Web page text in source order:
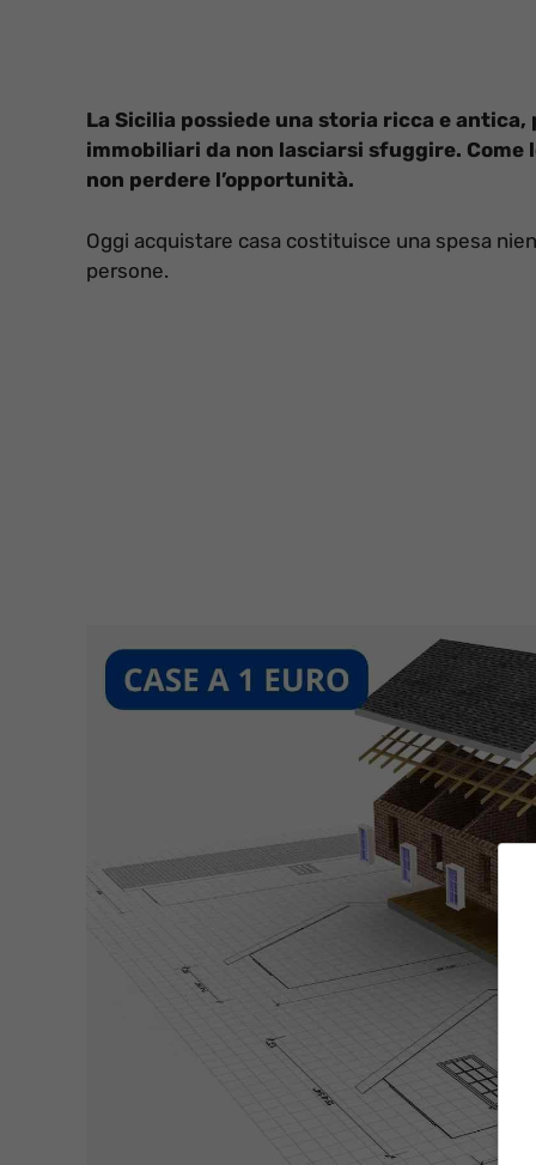
La Sicilia possiede una storia ricca e
immobiliari da non lasciarsi sfuggire. Come
non perdere l’opportunità.
Oggi acquistare casa costituisce una spesa
persone.